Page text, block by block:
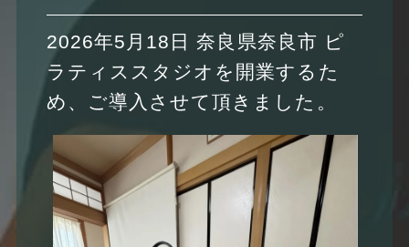
2026年5月18日 奈良県奈良市 ピ
ラティススタジオを開業するた
め、ご導入させて頂きました。